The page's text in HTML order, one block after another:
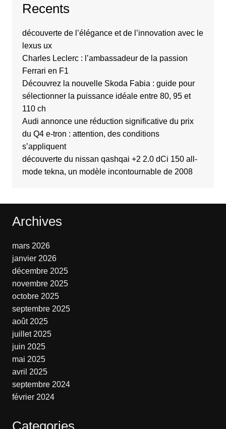
Recents
découverte de l’élégance et de l’innovation avec le
lexus ux
Charles Leclerc : l’ambassadeur de la passion
Ferrari en F1
Découvrez la nouvelle Skoda Fabia : guide pour
sélectionner la puissance idéale entre 80, 95 et
110 ch
Audi annonce une réduction significative du prix
du Q4 e-tron : attention, des conditions
s’appliquent
découverte du nissan qashqai +2 2.0 dCi 150 all-
mode tekna, un modèle incontournable de 2008
Archives
mars 2026
janvier 2026
décembre 2025
novembre 2025
octobre 2025
septembre 2025
août 2025
juillet 2025
juin 2025
mai 2025
avril 2025
septembre 2024
février 2024
Categories